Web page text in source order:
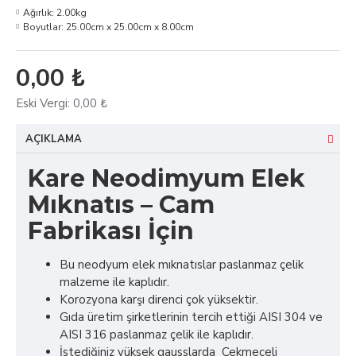
0,00 ₺
Eski Vergi: 0,00 ₺
Ağırlık: 2.00kg
Boyutlar: 25.00cm x 25.00cm x 8.00cm
AÇIKLAMA
Kare Neodimyum Elek
Mıknatıs – Cam
Fabrikası İçin
Bu neodyum elek mıknatıslar paslanmaz çelik
malzeme ile kaplıdır.
Korozyona karşı direnci çok yüksektir.
Gıda üretim şirketlerinin tercih ettiği AISI 304 ve
AISI 316 paslanmaz çelik ile kaplıdır.
İstediğiniz yüksek gausslarda Çekmeceli